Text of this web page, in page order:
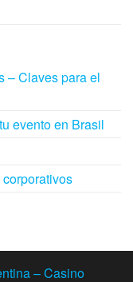
– Claves para el
evento en Brasil
– Casino